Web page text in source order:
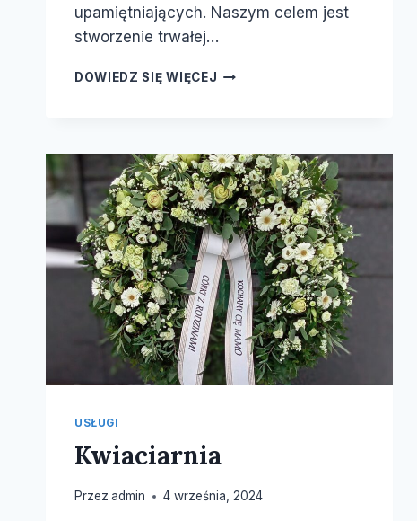
upamiętniających. Naszym celem jest
stworzenie trwałej…
DOWIEDZ SIĘ WIĘCEJ
USŁUGI
Kwiaciarnia
Przez admin 4 września, 2024